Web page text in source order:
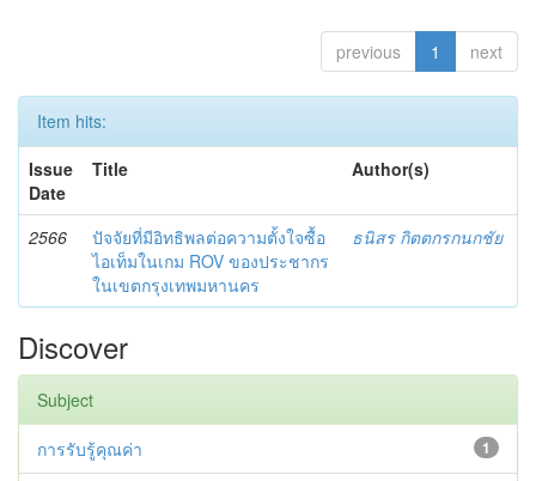
previous 1 next
Item hits:
Issue
Date
Title Author(s)
2566
ปัจจัยที่มีอิทธิพลต่อความตั้งใจซื้อ
ไอเท็มในเกม ROV ของประชากร
ในเขตกรุงเทพมหานคร
ธนิสร กิตตกรกนกชัย
Discover
Subject
1
การรับรู้คุณค่า